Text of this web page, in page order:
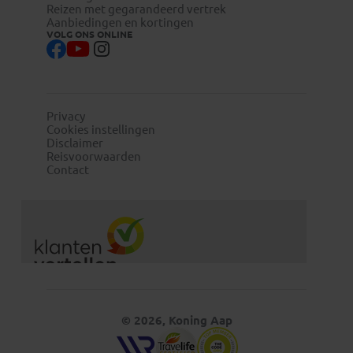
Reizen met gegarandeerd vertrek
Aanbiedingen en kortingen
VOLG ONS ONLINE
Privacy
Cookies instellingen
Disclaimer
Reisvoorwaarden
Contact
© 2026, Koning Aap